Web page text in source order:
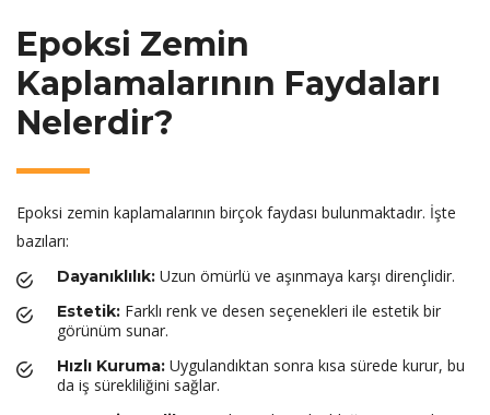
Epoksi Zemin
Kaplamalarının Faydaları
Nelerdir?
Epoksi zemin kaplamalarının birçok faydası bulunmaktadır. İşte
bazıları:
Dayanıklılık: Uzun ömürlü ve aşınmaya karşı dirençlidir.
Estetik: Farklı renk ve desen seçenekleri ile estetik bir
görünüm sunar.
Hızlı Kuruma: Uygulandıktan sonra kısa sürede kurur, bu
da iş sürekliliğini sağlar.